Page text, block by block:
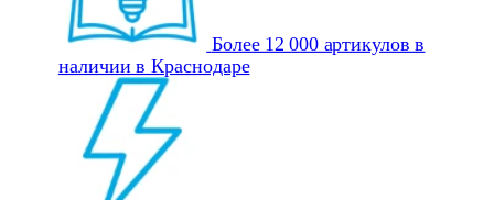
Более 12 000 артикулов в
наличии в Краснодаре